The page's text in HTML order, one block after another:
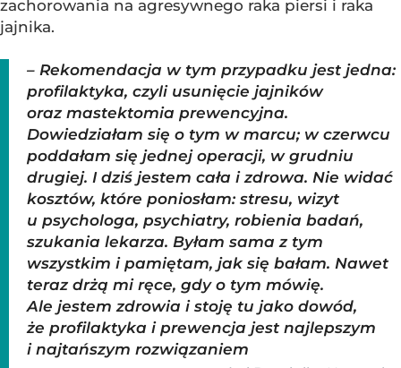
zachorowania na agresywnego raka piersi i raka
jajnika.
– Rekomendacja w tym przypadku jest jedna:
profilaktyka, czyli usunięcie jajników
oraz mastektomia prewencyjna.
Dowiedziałam się o tym w marcu; w czerwcu
poddałam się jednej operacji, w grudniu
drugiej. I dziś jestem cała i zdrowa. Nie widać
kosztów, które poniosłam: stresu, wizyt
u psychologa, psychiatry, robienia badań,
szukania lekarza. Byłam sama z tym
wszystkim i pamiętam, jak się bałam. Nawet
teraz drżą mi ręce, gdy o tym mówię.
Ale jestem zdrowia i stoję tu jako dowód,
że profilaktyka i prewencja jest najlepszym
i najtańszym rozwiązaniem